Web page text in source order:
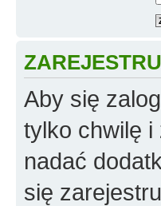
Aby się
tylko chwilę i
nadać
się